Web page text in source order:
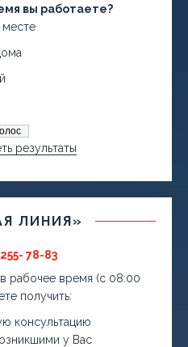
вы работаете?
месте
результаты
ЛИНИЯ»
78-83
рабочее время (с 08:00
получить:
консультацию
у Вас